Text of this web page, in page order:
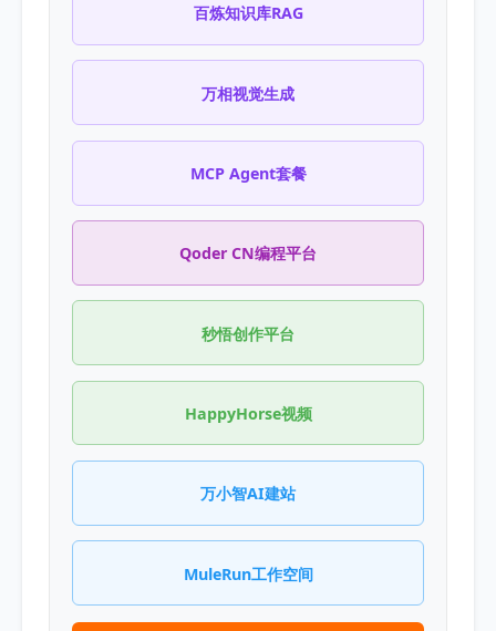
百炼知识库RAG
万相视觉生成
MCP Agent套餐
Qoder CN编程平台
秒悟创作平台
HappyHorse视频
万小智AI建站
MuleRun工作空间